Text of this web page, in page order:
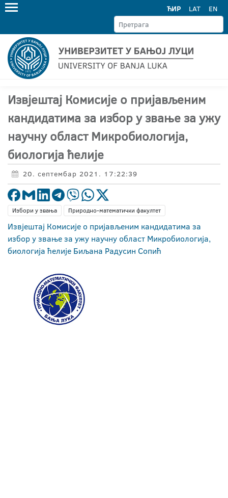
ЋИР LAT EN
Извјештај Комисије о пријављеним
кандидатима за избор у звање за ужу
научну област Микробиологија,
биологија ћелије
20. септембар 2021. 17:22:39
Избори у звања Природно-математички факултет
Извјештај Комисије о пријављеним кандидатима за
избор у звање за ужу научну област Микробиологија,
биологија ћелије Биљана Радусин Сопић